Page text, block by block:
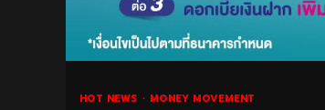
HOT NEWS MONEY MOVEMENT